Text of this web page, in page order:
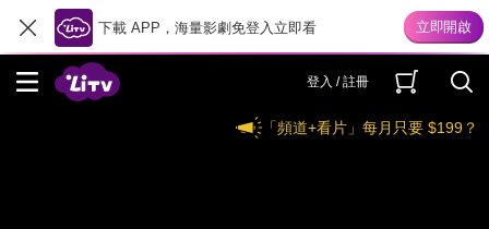
下載 APP，海量影劇免登入立即看
登入 / 註冊
「頻道+看片」每月只要 $199？